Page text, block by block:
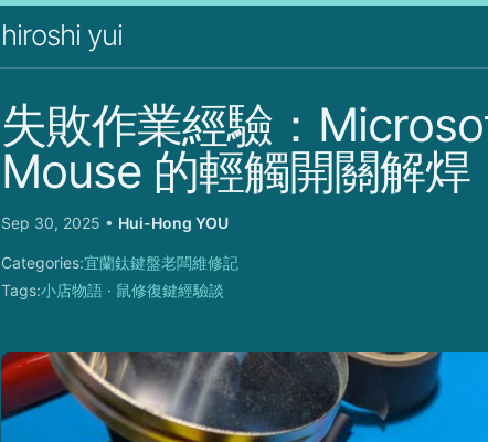
hiroshi yui
失敗作業經驗：
Mouse 的輕觸開關解焊
Sep 30, 2025 • Hui-Hong YOU
Categories:宜蘭鈦鍵盤老闆維修記
Tags:小店物語 · 鼠修復鍵經驗談